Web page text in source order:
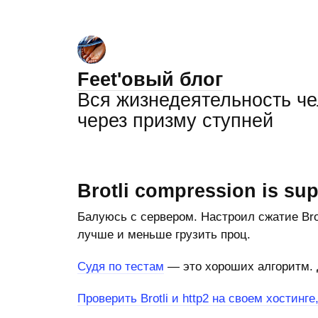
Feet'овый блог
Вся жизнедеятельность
через призму ступней
Brotli compression is
Балуюсь с сервером. Настроил сжатие
лучше и меньше грузить проц.
Судя по тестам — это хороших алгоритм.
Проверить Brotli и http2 на своем